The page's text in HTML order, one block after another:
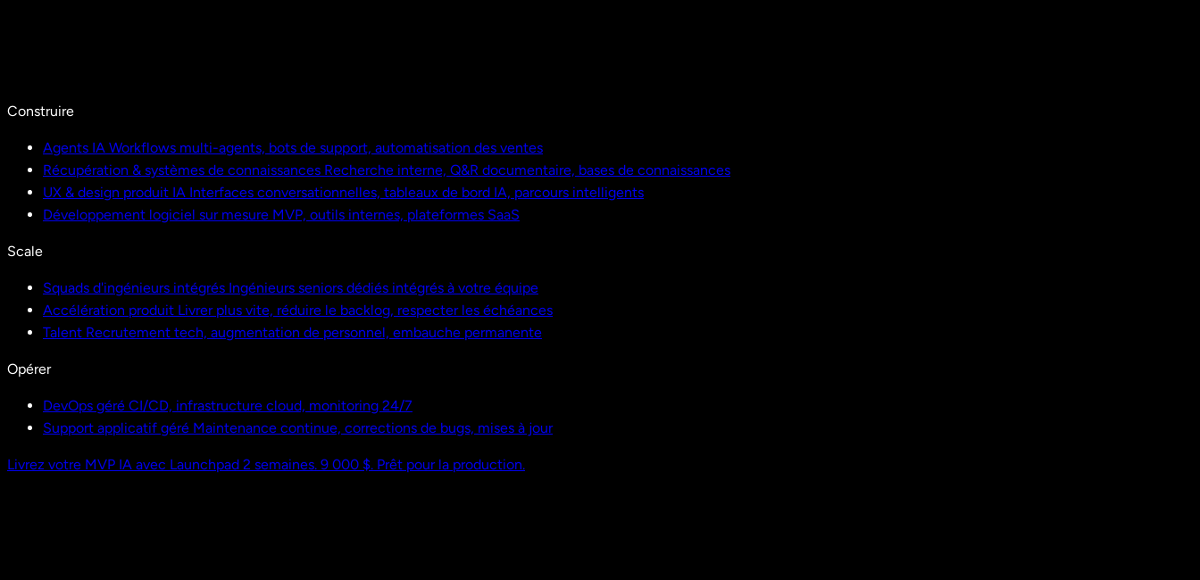
Construire
Agents IA Workflows multi-agents, bots de support, automatisation des ventes
Récupération & systèmes de connaissances Recherche interne, Q&R documentaire, bases de connaissances
UX & design produit IA Interfaces conversationnelles, tableaux de bord IA, parcours intelligents
Développement logiciel sur mesure MVP, outils internes, plateformes SaaS
Scale
Squads d'ingénieurs intégrés Ingénieurs seniors dédiés intégrés à votre équipe
Accélération produit Livrer plus vite, réduire le backlog, respecter les échéances
Talent Recrutement tech, augmentation de personnel, embauche permanente
Opérer
DevOps géré CI/CD, infrastructure cloud, monitoring 24/7
Support applicatif géré Maintenance continue, corrections de bugs, mises à jour
Livrez votre MVP IA avec Launchpad 2 semaines. 9 000 $. Prêt pour la production.